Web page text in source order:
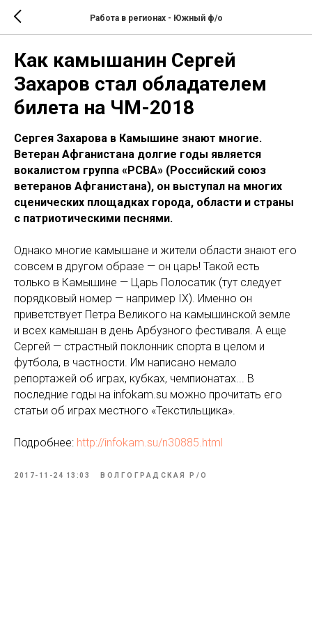
Работа в регионах - Южный ф/о
Как камышанин Сергей
Захаров стал обладателем
билета на ЧМ-2018
Сергея Захарова в Камышине знают многие.
Ветеран Афганистана долгие годы является
вокалистом группа «РСВА» (Российский союз
ветеранов Афганистана), он выступал на многих
сценических площадках города, области и страны
с патриотическими песнями.
Однако многие камышане и жители области знают его
совсем в другом образе — он царь! Такой есть
только в Камышине — Царь Полосатик (тут следует
порядковый номер — например IX). Именно он
приветствует Петра Великого на камышинской земле
и всех камышан в день Арбузного фестиваля. А еще
Сергей — страстный поклонник спорта в целом и
футбола, в частности. Им написано немало
репортажей об играх, кубках, чемпионатах... В
последние годы на infokam.su можно прочитать его
статьи об играх местного «Текстильщика».
Подробнее: http://infokam.su/n30885.html
2017-11-24 13:03 ВОЛГОГРАДСКАЯ Р/О